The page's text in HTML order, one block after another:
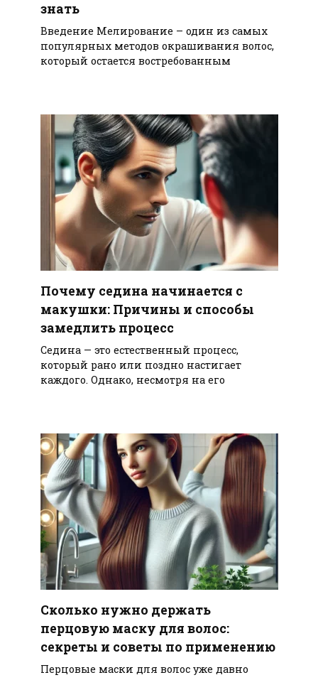
знать
Введение Мелирование – один из самых
популярных методов окрашивания волос,
который остается востребованным
Почему седина начинается с
макушки: Причины и способы
замедлить процесс
Седина — это естественный процесс,
который рано или поздно настигает
каждого. Однако, несмотря на его
Сколько нужно держать
перцовую маску для волос:
секреты и советы по применению
Перцовые маски для волос уже давно